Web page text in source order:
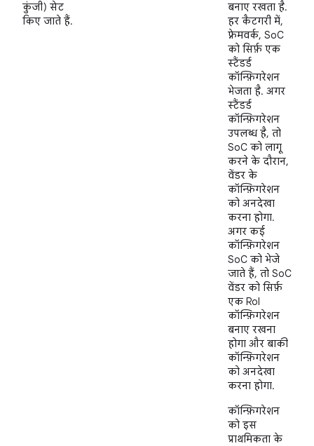
कुंजी) सेट
किए जाते हैं.
बनाए रखता है.
हर कैटगरी में,
फ़्रेमवर्क, SoC
को सिर्फ़ एक
स्टैंडर्ड
कॉन्फ़िगरेशन
भेजता है. अगर
स्टैंडर्ड
कॉन्फ़िगरेशन
उपलब्ध है, तो
SoC को लागू
करने के दौरान,
वेंडर के
कॉन्फ़िगरेशन
को अनदेखा
करना होगा.
अगर कई
कॉन्फ़िगरेशन
SoC को भेजे
जाते हैं, तो SoC
वेंडर को सिर्फ़
एक RoI
कॉन्फ़िगरेशन
बनाए रखना
होगा और बाकी
कॉन्फ़िगरेशन
को अनदेखा
करना होगा.
कॉन्फ़िगरेशन
को इस
प्राथमिकता के